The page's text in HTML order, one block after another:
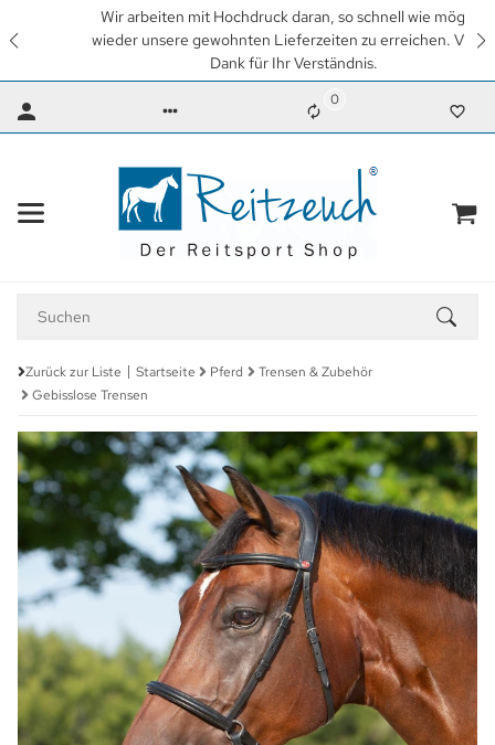
Wir arbeiten mit Hochdruck daran, so schnell wie möglich
wieder unsere gewohnten Lieferzeiten zu erreichen. Vielen
Dank für Ihr Verständnis.
0
Zurück zur Liste Startseite Pferd
Trensen & Zubehör
Gebisslose Trensen